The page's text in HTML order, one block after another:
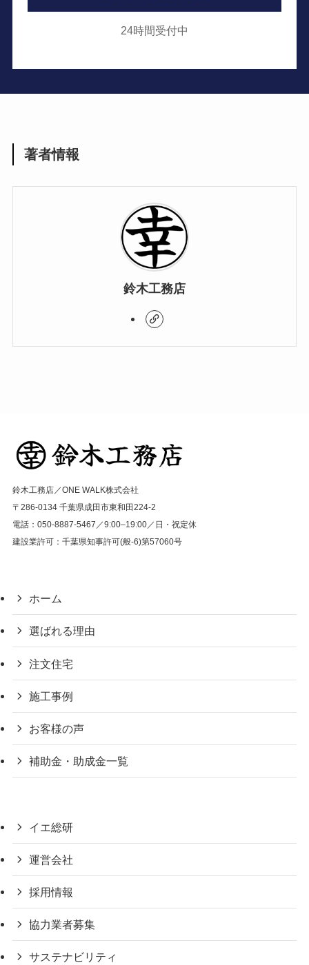
24時間受付中
著者情報
鈴木工務店
鈴木工務店／ONE WALK株式会社
〒286-0134 千葉県成田市東和田224-2
電話：050-8887-5467／9:00–19:00／日・祝定休
建設業許可：千葉県知事許可(般-6)第57060号
ホーム
選ばれる理由
注文住宅
施工事例
お客様の声
補助金・助成金一覧
イエ総研
運営会社
採用情報
協力業者募集
サステナビリティ